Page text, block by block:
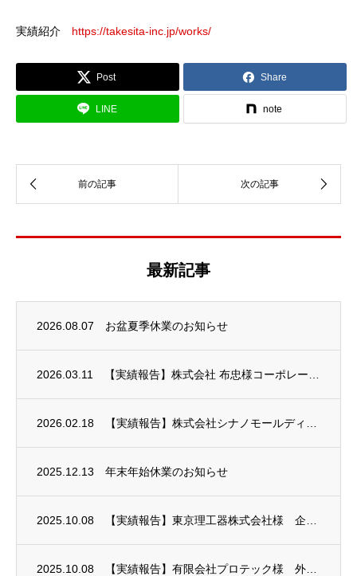
実績紹介 https://takesita-inc.jp/works/
Post Share
LINE note
最新記事
2026.08.07 お盆夏季休業のお知らせ
2026.03.11
2026.02.18
2025.12.13 年末年始休業のお知らせ
2025.10.08
2025.10.08